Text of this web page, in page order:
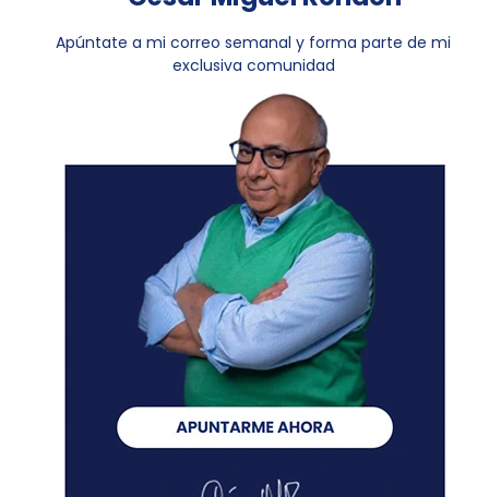
Apúntate a mi correo semanal y forma parte de mi
exclusiva comunidad